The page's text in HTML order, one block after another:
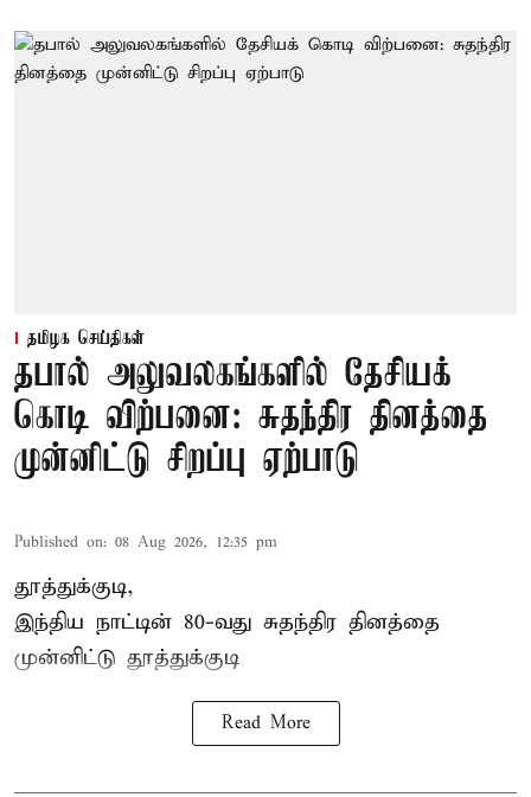
தமிழக செய்திகள்
தபால் அலுவலகங்களில் தேசியக்
கொடி விற்பனை: சுதந்திர தினத்தை
முன்னிட்டு சிறப்பு ஏற்பாடு
Published on: 08 Aug 2026, 12:35 pm
தூத்துக்குடி,
இந்திய நாட்டின் 80-வது சுதந்திர தினத்தை
முன்னிட்டு தூத்துக்குடி
Read More